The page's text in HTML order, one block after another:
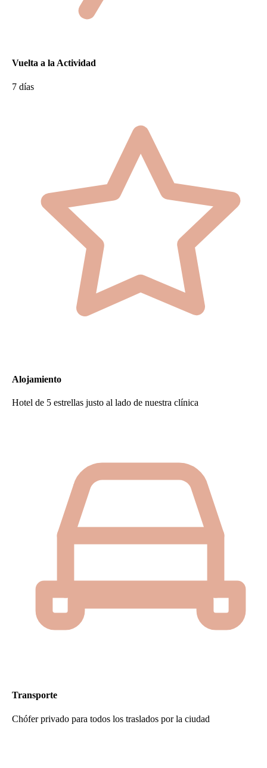
Vuelta a la Actividad
7 días
Alojamiento
Hotel de 5 estrellas justo al lado de nuestra clínica
Transporte
Chófer privado para todos los traslados por la ciudad